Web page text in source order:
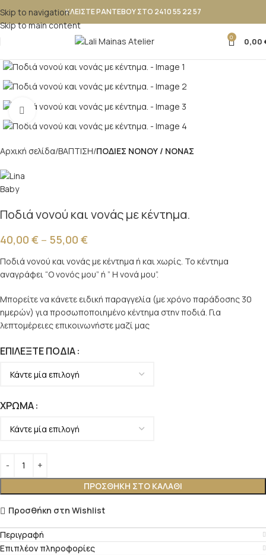
Skip to navigation
Skip to main content
ΚΛΕΙΣΤΕ ΡΑΝΤΕΒΟΥ ΣΤΟ 2410 55 22 57
0 0,00
Κλικ για μεγέθυνση
Αρχική σελίδα ΒΑΠΤΙΣΗ ΠΟΔΙΕΣ ΝΟΝΟΥ / ΝΟΝΑΣ
Ποδιά νονού και νονάς με κέντημα.
40,00 € – 55,00 €
Ποδιά νονού και νονάς με κέντημα ή και χωρίς. Το κέντημα
αναγράφει “Ο νονός μου” ή ” Η νονά μου”.
Μπορείτε να κάνετε ειδική παραγγελία (με χρόνο παράδοσης 30
ημερών) για προσωποποιημένο κέντημα στην ποδιά. Για
λεπτομέρειες επικοινωνήστε μαζί μας
ΕΠΙΛΈΞΤΕ ΠΟΔΙΆ
ΧΡΏΜΑ
ΠΡΟΣΘΉΚΗ ΣΤΟ ΚΑΛΆΘΙ
Προσθήκη στη Wishlist
Περιγραφή
Επιπλέον πληροφορίες